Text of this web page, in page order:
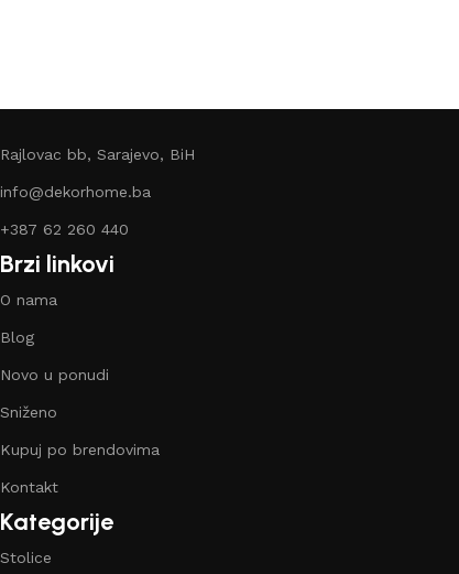
Rajlovac bb, Sarajevo, BiH
info@dekorhome.ba
+387 62 260 440
Brzi linkovi
O nama
Blog
Novo u ponudi
Sniženo
Kupuj po brendovima
Kontakt
Kategorije
Stolice